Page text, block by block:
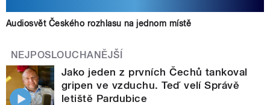
Audiosvět Českého rozhlasu na jednom místě
NEJPOSLOUCHANĚJŠÍ
Jako jeden z prvních Čechů tankoval
gripen ve vzduchu. Teď velí Správě
letiště Pardubice